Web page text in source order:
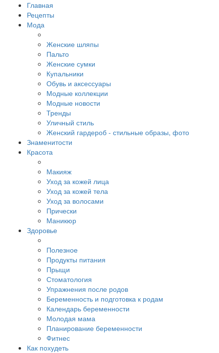
Главная
Рецепты
Мода
Женские шляпы
Пальто
Женские сумки
Купальники
Обувь и аксессуары
Модные коллекции
Модные новости
Тренды
Уличный стиль
Женский гардероб - стильные образы, фото
Знаменитости
Красота
Макияж
Уход за кожей лица
Уход за кожей тела
Уход за волосами
Прически
Маникюр
Здоровье
Полезное
Продукты питания
Прыщи
Стоматология
Упражнения после родов
Беременность и подготовка к родам
Календарь беременности
Молодая мама
Планирование беременности
Фитнес
Как похудеть